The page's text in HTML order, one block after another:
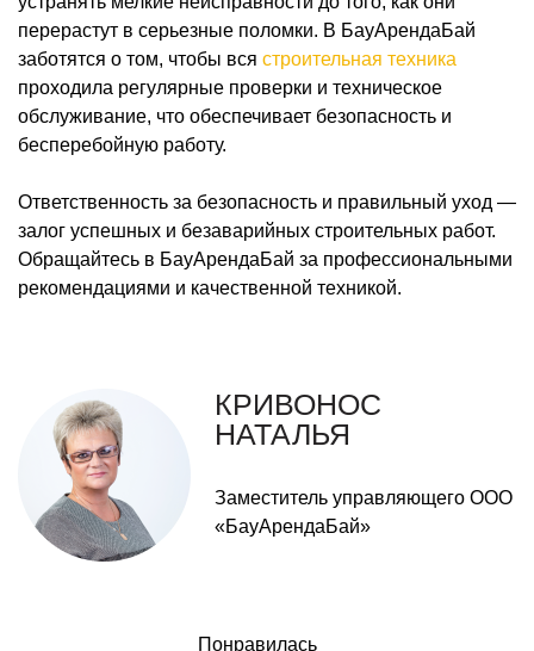
перерастут в серьезные поломки. В БауАрендаБай
заботятся о том, чтобы вся строительная техника
проходила регулярные проверки и техническое
обслуживание, что обеспечивает безопасность и
бесперебойную работу.
Ответственность за безопасность и правильный уход —
залог успешных и безаварийных строительных работ.
Обращайтесь в БауАрендаБай за профессиональными
рекомендациями и качественной техникой.
КРИВОНОС
НАТАЛЬЯ
Заместитель управляющего ООО
«БауАрендаБай»
Понравилась